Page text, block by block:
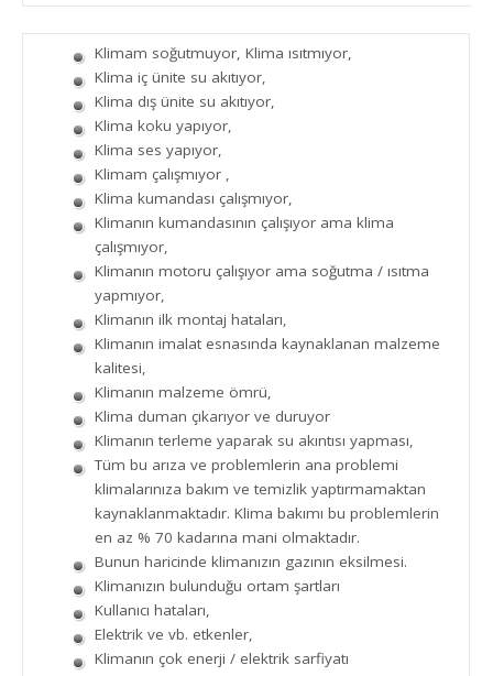
Klimam soğutmuyor, Klima ısıtmıyor,
Klima iç ünite su akıtıyor,
Klima dış ünite su akıtıyor,
Klima koku yapıyor,
Klima ses yapıyor,
Klimam çalışmıyor ,
Klima kumandası çalışmıyor,
Klimanın kumandasının çalışıyor ama klima
çalışmıyor,
Klimanın motoru çalışıyor ama soğutma / ısıtma
yapmıyor,
Klimanın ilk montaj hataları,
Klimanın imalat esnasında kaynaklanan malzeme
kalitesi,
Klimanın malzeme ömrü,
Klima duman çıkarıyor ve duruyor
Klimanın terleme yaparak su akıntısı yapması,
Tüm bu arıza ve problemlerin ana problemi
klimalarınıza bakım ve temizlik yaptırmamaktan
kaynaklanmaktadır. Klima bakımı bu problemlerin
en az % 70 kadarına mani olmaktadır.
Bunun haricinde klimanızın gazının eksilmesi.
Klimanızın bulunduğu ortam şartları
Kullanıcı hataları,
Elektrik ve vb. etkenler,
Klimanın çok enerji / elektrik sarfiyatı